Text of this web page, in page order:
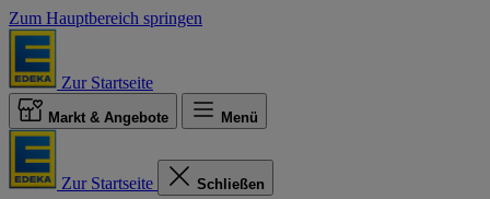
Zum Hauptbereich springen
Zur Startseite
Markt & Angebote Menü
Zur Startseite Schließen